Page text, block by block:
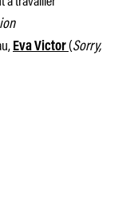
Eva Victor(Sorry,